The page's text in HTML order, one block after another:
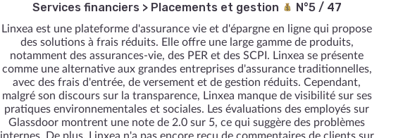
Services financiers> Placements et gestion N°5 / 47
Linxea est une plateforme d'assurance vie et d'épargne en ligne qui propose
des solutions à frais réduits. Elle offre une large gamme de produits,
notamment des assurances-vie, des PER et des SCPI. Linxea se présente
comme une alternative aux grandes entreprises d'assurance traditionnelles,
avec des frais d'entrée, de versement et de gestion réduits. Cependant,
malgré son discours sur la transparence, Linxea manque de visibilité sur ses
pratiques environnementales et sociales. Les évaluations des employés sur
Glassdoor montrent une note de 2.0 sur 5, ce qui suggère des problèmes